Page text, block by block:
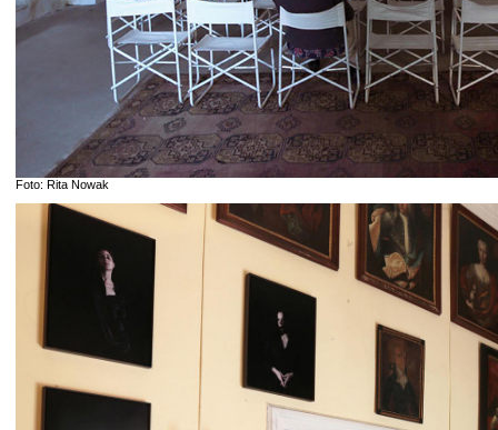
Foto: Rita Nowak